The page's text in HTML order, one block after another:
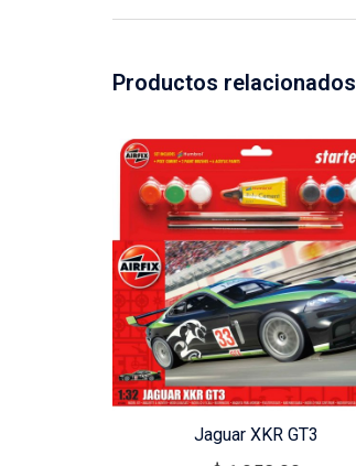
Productos relacionados
Jaguar XKR GT3